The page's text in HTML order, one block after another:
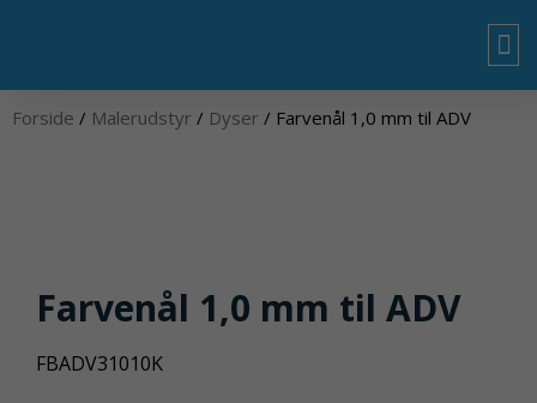
Forside / Malerudstyr / Dyser / Farvenål 1,0 mm til ADV
Farvenål 1,0 mm til ADV
FBADV31010K